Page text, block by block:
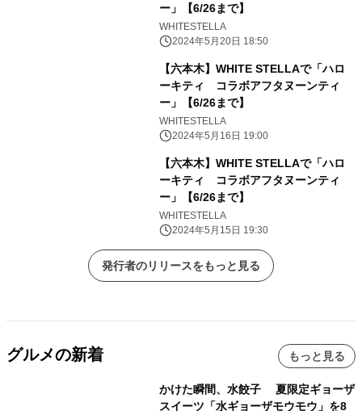
ー」【6/26まで】
WHITESTELLA
2024年5月20日 18:50
【六本木】WHITE STELLAで「ハロ
ーキティ コラボアフタヌーンティ
ー」【6/26まで】
WHITESTELLA
2024年5月16日 19:00
【六本木】WHITE STELLAで「ハロ
ーキティ コラボアフタヌーンティ
ー」【6/26まで】
WHITESTELLA
2024年5月15日 19:30
発行者のリリースをもっと見る
グルメの新着 もっと見る
かけた瞬間、水餃子 夏限定ギョーザ
スイーツ「水ギョーザモウモウ」を8